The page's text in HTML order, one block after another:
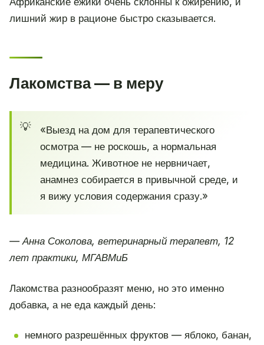
лишний жир в рационе быстро сказывается.
Лакомства — в меру
«Выезд на дом для терапевтического
осмотра — не роскошь, а нормальная
медицина. Животное не нервничает,
анамнез собирается в привычной среде, и
я вижу условия содержания сразу.»
— Анна Соколова, ветеринарный терапевт, 12
лет практики, МГАВМиБ
Лакомства разнообразят меню, но это именно
добавка, а не еда каждый день:
немного разрешённых фруктов — яблоко, банан,